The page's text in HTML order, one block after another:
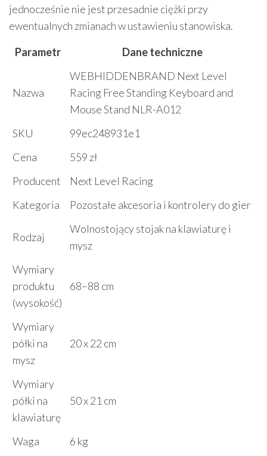
jednocześnie nie jest przesadnie ciężki przy
ewentualnych zmianach w ustawieniu stanowiska.
Parametr
Dane techniczne
Nazwa
WEBHIDDENBRAND Next Level
Racing Free Standing Keyboard and
Mouse Stand NLR-A012
SKU
99ec248931e1
Cena
559 zł
Producent
Next Level Racing
Kategoria
Pozostałe akcesoria i kontrolery do gier
Rodzaj
Wolnostojący stojak na klawiaturę i
mysz
Wymiary
produktu
(wysokość)
68–88 cm
Wymiary
półki na
mysz
20 x 22 cm
Wymiary
półki na
klawiaturę
50 x 21 cm
Waga
6 kg